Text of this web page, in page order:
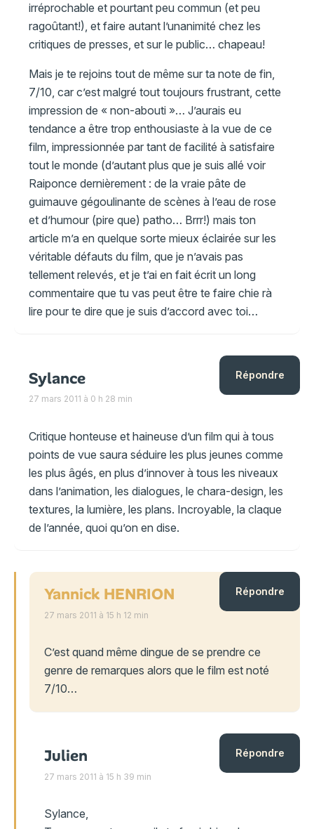
irréprochable et pourtant peu commun (et peu
ragoûtant!), et faire autant l’unanimité chez les
critiques de presses, et sur le public… chapeau!
Mais je te rejoins tout de même sur ta note de fin,
7/10, car c’est malgré tout toujours frustrant, cette
impression de « non-abouti »… J’aurais eu
tendance a être trop enthousiaste à la vue de ce
film, impressionnée par tant de facilité à satisfaire
tout le monde (d’autant plus que je suis allé voir
Raiponce dernièrement : de la vraie pâte de
guimauve gégoulinante de scènes à l’eau de rose
et d’humour (pire que) patho… Brrr!) mais ton
article m’a en quelque sorte mieux éclairée sur les
véritable défauts du film, que je n’avais pas
tellement relevés, et je t’ai en fait écrit un long
commentaire que tu vas peut être te faire chie rà
lire pour te dire que je suis d’accord avec toi…
Sylance
27 mars 2011 à 0 h 28 min
Critique honteuse et haineuse d’un film qui à tous
points de vue saura séduire les plus jeunes comme
les plus âgés, en plus d’innover à tous les niveaux
dans l’animation, les dialogues, le chara-design, les
textures, la lumière, les plans. Incroyable, la claque
de l’année, quoi qu’on en dise.
Répondre
Yannick HENRION
27 mars 2011 à 15 h 12 min
C’est quand même dingue de se prendre ce
genre de remarques alors que le film est noté
7/10…
Répondre
Julien
27 mars 2011 à 15 h 39 min
Sylance,
Répondre